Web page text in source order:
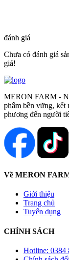
đánh giá
Chưa có đánh giá
giá!
MERON FARM -
phẩm bền vững, kết
phương đến người
Về MERON
Giới thiệu
Trang chủ
Tuyển dụng
CHÍNH SÁCH
Hotline: 0384